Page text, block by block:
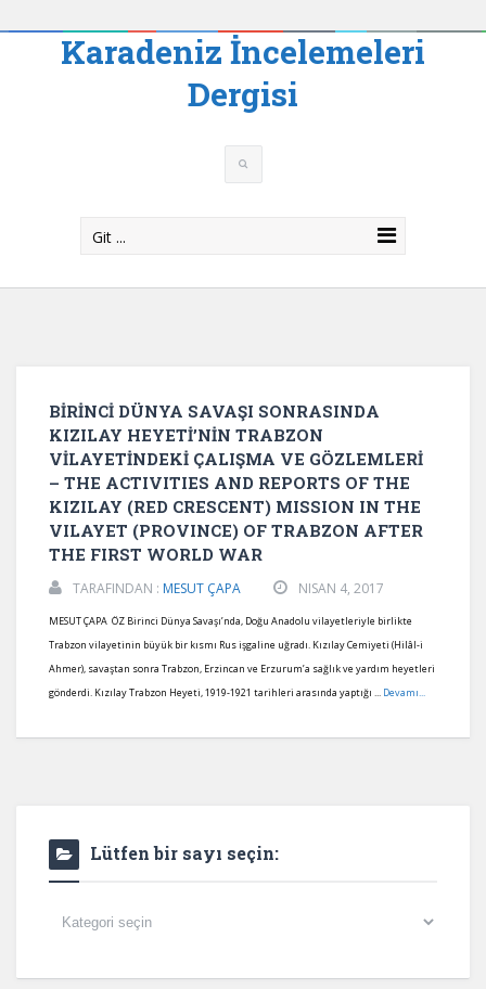
Karadeniz İncelemeleri
Dergisi
Git ...
BİRİNCİ DÜNYA SAVAŞI SONRASINDA
KIZILAY HEYETİ’NİN TRABZON
VİLAYETİNDEKİ ÇALIŞMA VE GÖZLEMLERİ
– THE ACTIVITIES AND REPORTS OF THE
KIZILAY (RED CRESCENT) MISSION IN THE
VILAYET (PROVINCE) OF TRABZON AFTER
THE FIRST WORLD WAR
TARAFINDAN : MESUT ÇAPA NISAN 4, 2017
MESUT ÇAPA ÖZ Birinci Dünya Savaşı’nda, Doğu Anadolu vilayetleriyle birlikte
Trabzon vilayetinin büyük bir kısmı Rus işgaline uğradı. Kızılay Cemiyeti (Hilâl-i
Ahmer), savaştan sonra Trabzon, Erzincan ve Erzurum’a sağlık ve yardım heyetleri
gönderdi. Kızılay Trabzon Heyeti, 1919-1921 tarihleri arasında yaptığı ... Devamı...
Lütfen bir sayı seçin:
Lütfen